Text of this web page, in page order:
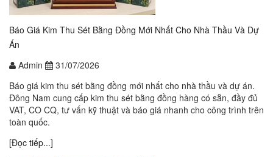
Báo Giá Kim Thu Sét Bằng Đồng Mới Nhất Cho Nhà Thầu Và Dự
Án
Admin
31/07/2026
Báo giá kim thu sét bằng đồng mới nhất cho nhà thầu và dự án.
Đông Nam cung cấp kim thu sét bằng đồng hàng có sẵn, đầy đủ
VAT, CO CQ, tư vấn kỹ thuật và báo giá nhanh cho công trình trên
toàn quốc.
[Đọc tiếp...]